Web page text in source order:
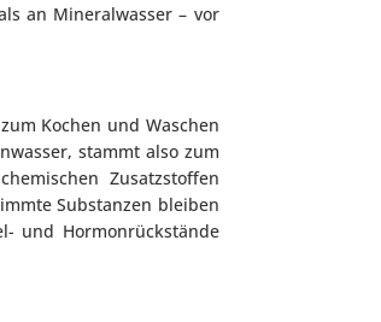
an Mineralwasser – vor
Kochen und Waschen
stammt also zum
Zusatzstoffen
Substanzen bleiben
und Hormonrückstände